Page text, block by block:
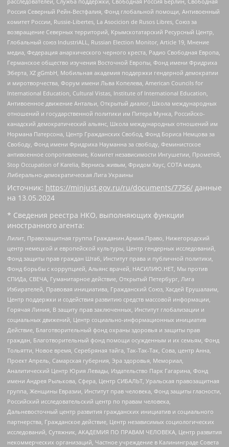
Россия Северный Рейн-Вестфалия, Фонд глобальной помощи, Антивоенный
комитет России, Russie-Libertes, La Asocicion de Rusos Libres, Союз за
возвращение Северных территорий, Крымскотатарский Ресурсный Центр,
Глобальный союз IndustriALL, Russian Election Monitor, Article 19, Мнение
медиа, Федерация анархического черного креста, Радио Свободная Европа,
Германское общество изучения Восточной Европы, Фонд имени Фридриха
Эберта, XZ gGmbH, Мобильная академия поддержки гендерной демократии
и миротворчества, Форум имени Льва Копелева, American Councils for
International Education, Cultural Vistas, Institute of International Education,
Антивоенное движение Антальи, Открытый диалог, Школа международных
отношений и государственной политики им Питера Мунка, Российско-
канадский демократический альянс, Школа международных отношений им
Нормана Патерсона, Центр Гражданских Свобод, Фонд Бориса Немцова за
Свободу, Фонд имени Фридриха Науманна за свободу, Феминистское
антивоенное сопротивление, Комитет независимости Ингушетии, Прометей,
Stop Occupation of Karelia, Вернись живым, Фридом Хаус, СОТА медиа,
Либерально-демократическая Лига Украины
Источник: https://minjust.gov.ru/ru/documents/7756/ данные
на 13.05.2024
* Сведения реестра НКО, выполняющих функции
иностранного агента:
Лилит, Правозащитная группа Гражданин.Армия.Право, Нижегородский
центр немецкой и европейской культуры, Центр гендерных исследований,
Фонд защиты прав граждан Штаб, Институт права и публичной политики,
Фонд борьбы с коррупцией, Альянс врачей, НАСИЛИЮ.НЕТ, Мы против
СПИДа, СВЕЧА, Гуманитарное действие, Открытый Петербург, Лига
Избирателей, Правовая инициатива, Гражданский Союз, Хасдей Ерушалаим,
Центр поддержки и содействия развитию средств массовой информации,
Горячая Линия, В защиту прав заключенных, Институт глобализации и
социальных движений, Центр социально-информационных инициатив
Действие, Благотворительный фонд охраны здоровья и защиты прав
граждан, Благотворительный фонд помощи осужденным и их семьям, Фонд
Тольятти, Новое время, Серебряная тайга, Так-Так-Так, Сова, центр Анна,
Проект Апрель, Самарская губерния, Эра здоровья, Мемориал,
Аналитический Центр Юрия Левады, Издательство Парк Гагарина, Фонд
имени Андрея Рылькова, Сфера, Центр СИБАЛЬТ, Уральская правозащитная
группа, Женщины Евразии, Институт прав человека, Фонд защиты гласности,
Российский исследовательский центр по правам человека,
Дальневосточный центр развития гражданских инициатив и социального
партнерства, Гражданское действие, Центр независимых социологических
исследований, Сутяжник, АКАДЕМИЯ ПО ПРАВАМ ЧЕЛОВЕКА, Центр развития
некоммерческих организаций, Частное учреждение в Калининграде Совета